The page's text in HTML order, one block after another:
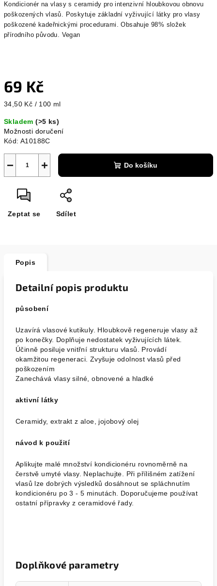
Kondicionér na vlasy s ceramidy pro intenzivní hloubkovou obnovu
poškozených vlasů. Poskytuje základní vyživující látky pro vlasy
poškozené kadeřnickými procedurami. Obsahuje 98% složek
přírodního původu. Vegan
69 Kč
Měrná
34,50 Kč / 100 ml
Skladem(>5 ks)
Možnosti doručení
Kód: A10188C
+
− Do košíku
Zeptat se Sdílet
Popis
Detailní popis produktu
působení
Uzavírá vlasové kutikuly. Hloubkově regeneruje vlasy až
po konečky. Doplňuje nedostatek vyživujících látek.
Účinně posiluje vnitřní strukturu vlasů. Provádí
okamžitou regeneraci. Zvyšuje odolnost vlasů před
poškozením
Zanechává vlasy silné, obnovené a hladké
aktivní látky
Ceramidy, extrakt z aloe, jojobový olej
návod k použití
Aplikujte malé množství kondicionéru rovnoměrně na
čerstvě umyté vlasy. Neplachujte. Při přílišném zatížení
vlasů lze dobrých výsledků dosáhnout se spláchnutím
kondicionéru po 3 - 5 minutách. Doporučujeme používat
ostatní přípravky z ceramidové řady.
Doplňkové parametry